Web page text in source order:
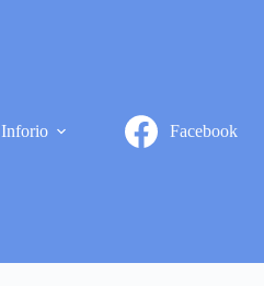
Inforio Facebook